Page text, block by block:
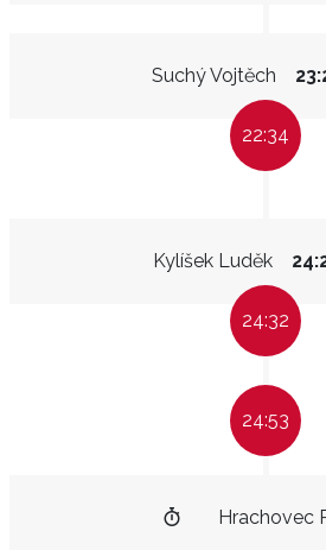
Suchý Vojtěch
22:34
Kylíšek Luděk
24:32
24:53
Hrachovec